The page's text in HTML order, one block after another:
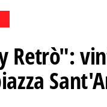
Retrò":